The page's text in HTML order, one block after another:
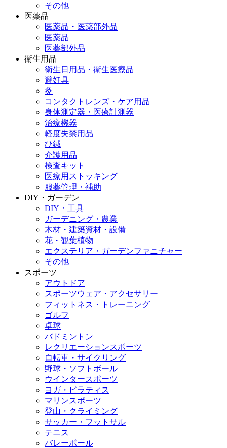
その他
医薬品
医薬品・医薬部外品
医薬品
医薬部外品
衛生用品
衛生日用品・衛生医療品
避妊具
灸
コンタクトレンズ・ケア用品
身体測定器・医療計測器
治療機器
軽度失禁用品
ひ鍼
介護用品
検査キット
医療用ストッキング
服薬管理・補助
DIY・ガーデン
DIY・工具
ガーデニング・農業
木材・建築資材・設備
花・観葉植物
エクステリア・ガーデンファニチャー
その他
スポーツ
アウトドア
スポーツウェア・アクセサリー
フィットネス・トレーニング
ゴルフ
卓球
バドミントン
レクリエーションスポーツ
自転車・サイクリング
野球・ソフトボール
ウインタースポーツ
ヨガ・ピラティス
マリンスポーツ
登山・クライミング
サッカー・フットサル
テニス
バレーボール